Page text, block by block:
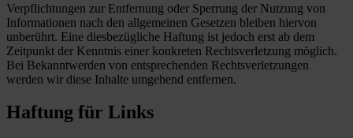
Verpflichtungen zur Entfernung oder Sperrung der Nutzung von
Informationen nach den allgemeinen Gesetzen bleiben hiervon
unberührt. Eine diesbezügliche Haftung ist jedoch erst ab dem
Zeitpunkt der Kenntnis einer konkreten Rechtsverletzung möglich.
Bei Bekanntwerden von entsprechenden Rechtsverletzungen
werden wir diese Inhalte umgehend entfernen.
Haftung für Links